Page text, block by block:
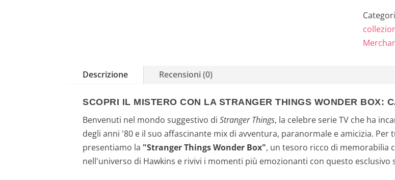
Descrizione Recensioni (0)
SCOPRI IL MISTERO CON LA STRANGER THINGS WONDER BOX:
Benvenuti nel mondo suggestivo di Stranger Things, la celebre serie TV che ha
degli anni '80 e il suo affascinante mix di avventura, paranormale e amicizia.
presentiamo la "Stranger Things Wonder Box", un tesoro ricco di memorabilia
nell'universo di Hawkins e rivivi i momenti più emozionanti con questo esclusivo